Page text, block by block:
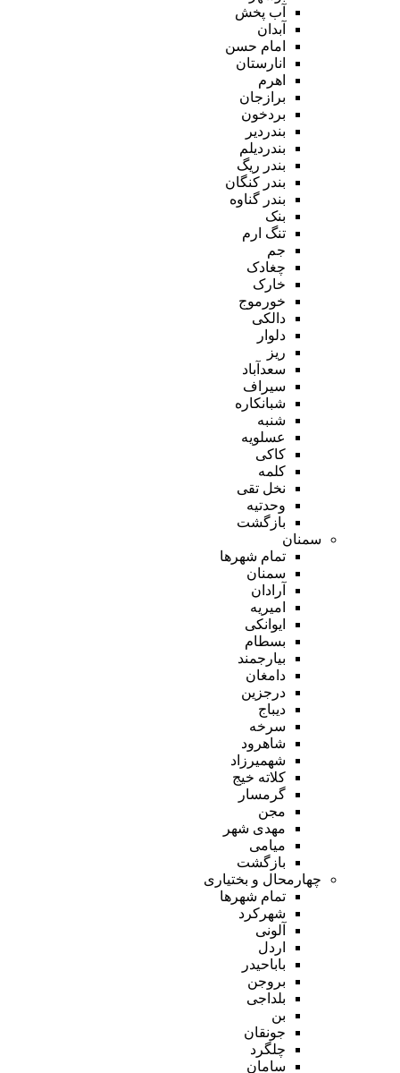
آب پخش
آبدان
امام حسن
انارستان
اهرم
برازجان
بردخون
بندردیر
بندردیلم
بندر ریگ
بندر کنگان
بندر گناوه
بنک
تنگ ارم
جم
چغادک
خارک
خورموج
دالکی
دلوار
ریز
سعدآباد
سیراف
شبانکاره
شنبه
عسلویه
کاکی
کلمه
نخل تقی
وحدتیه
بازگشت
سمنان
تمام شهر‌ها
سمنان
آرادان
امیریه
ایوانکی
بسطام
بیارجمند
دامغان
درجزین
دیباج
سرخه
شاهرود
شهمیرزاد
کلاته خیج
گرمسار
مجن
مهدی شهر
میامی
بازگشت
چهارمحال و بختیاری
تمام شهر‌ها
شهرکرد
آلونی
اردل
باباحیدر
بروجن
بلداجی
بن
جونقان
چلگرد
سامان